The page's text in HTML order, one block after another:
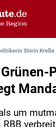
Shirin
um